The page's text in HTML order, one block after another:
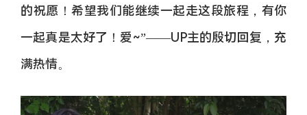
的祝愿！希望我们能继续一起走这段旅程，有你
一起真是太好了！爱~”——UP主的殷切回复，充
满热情。